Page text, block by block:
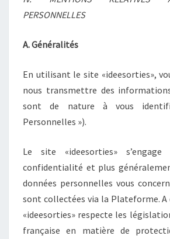
PERSONNELLES
A. Généralités
En utilisant le site «ideesorties»,
nous transmettre des
sont de nature à vous
Personnelles »).
Le site «ideesorties»
confidentialité et plus
données personnelles vous
sont collectées via la Plateforme. A
«ideesorties» respecte les
française en matière de